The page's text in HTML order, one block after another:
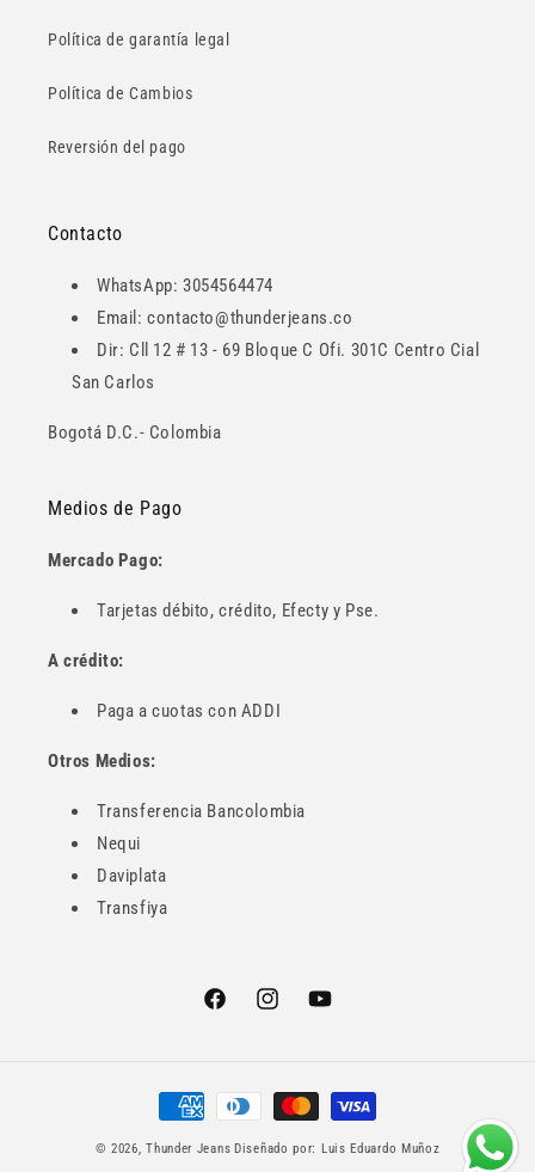
Política de garantía legal
Política de Cambios
Reversión del pago
Contacto
WhatsApp: 3054564474
Email: contacto@thunderjeans.co
Dir: Cll 12 # 13 - 69 Bloque C Ofi. 301C Centro Cial
San Carlos
Bogotá D.C.- Colombia
Medios de Pago
Mercado Pago:
Tarjetas débito, crédito, Efecty y Pse.
A crédito:
Paga a cuotas con ADDI
Otros Medios:
Transferencia Bancolombia
Nequi
Daviplata
Transfiya
FacebookInstagramYouTube
Formas
de
pago
© 2026,Thunder Jeans Diseñado por: Luis Eduardo Muñoz